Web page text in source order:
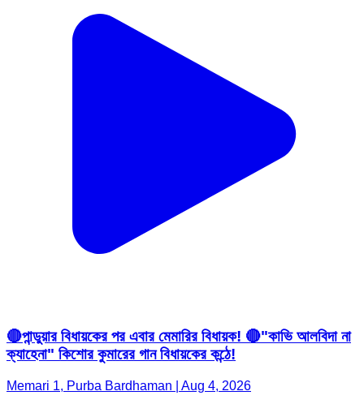
🔴পান্ডুয়ার বিধায়কের পর এবার মেমারির বিধায়ক! 🔴"কাভি আলবিদা না
ক্যাহেনা" কিশোর কুমারের গান বিধায়কের কন্ঠে!
Memari 1, Purba Bardhaman | Aug 4, 2026